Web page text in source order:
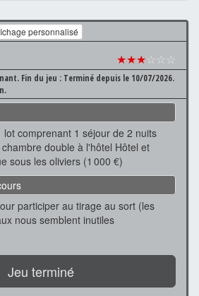
personnalisé
★★★☆☆☆
Fin du jeu : Terminé depuis le 10/07/2026.
lot comprenant 1 séjour de 2 nuits
double à l'hôtel Hôtel et
sous les oliviers (1 000 €)
participer au tirage au sort (les
nous semblent inutiles
Jeu terminé